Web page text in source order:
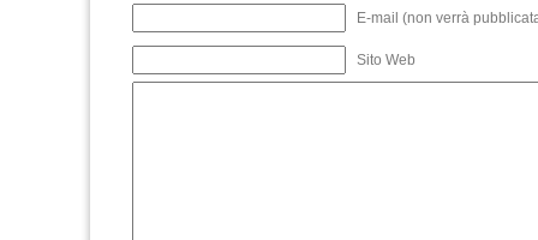
E-mail (non verrà
Sito Web